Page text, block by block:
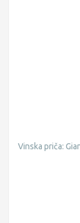
Vinska priča: